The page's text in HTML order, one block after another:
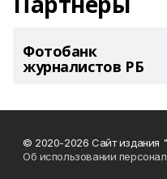
Фотобанк
журналистов РБ
© 2020-2026 Сайт издания
Об использовании